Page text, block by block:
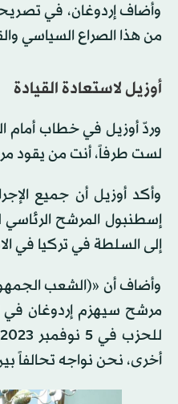
وأضاف إردوغان، في
من هذا الصراع السياسي
أوزيل لاستعادة القيادة
وردّ أوزيل في خطاب أمام
لست طرفاً، أنت من يقود
وأكد أوزيل أن جميع
إسطنبول المرشح
إلى السلطة في تركيا في
وأضاف أن «(الشعب
أخرى، نحن نواجه تحالفاً